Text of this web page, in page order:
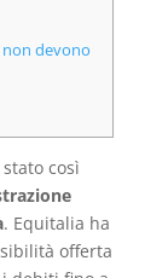
devono
così
. Equitalia ha
offerta